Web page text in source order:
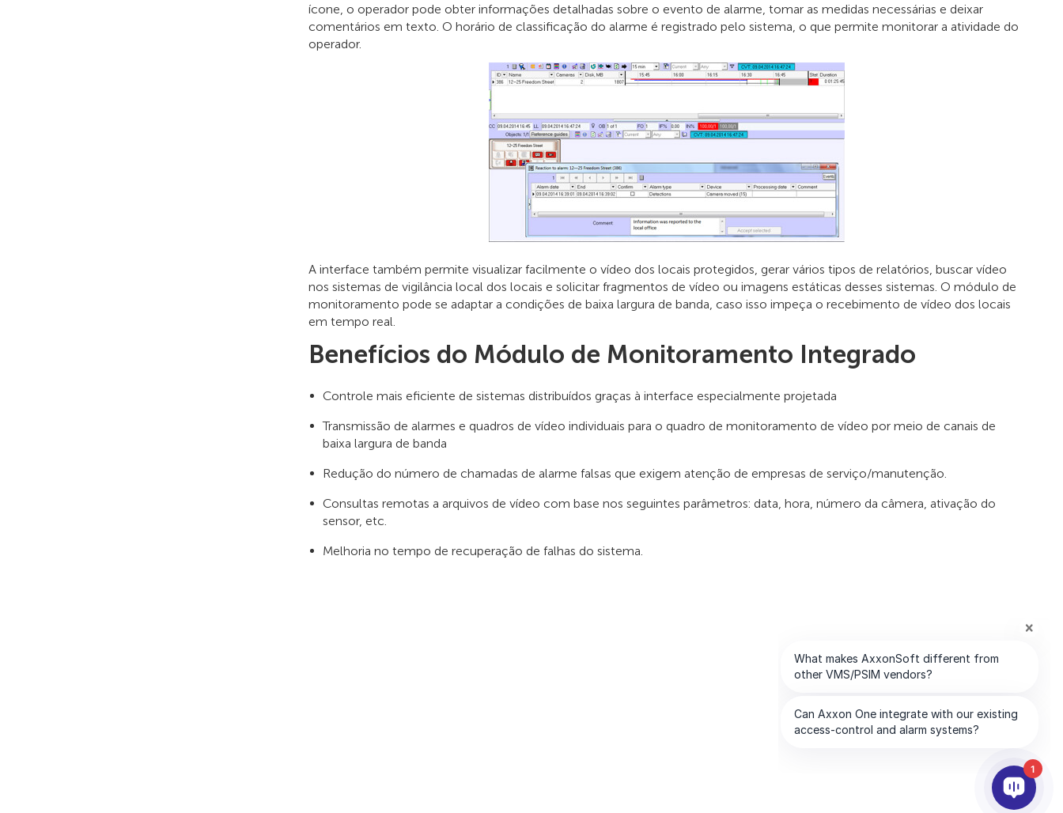
ícone, o operador pode obter informações detalhadas sobre o evento de alarme, tomar as medidas necessárias e deixar
comentários em texto. O horário de classificação do alarme é registrado pelo sistema, o que permite monitorar a atividade do
operador.
A interface também permite visualizar facilmente o vídeo dos locais protegidos, gerar vários tipos de relatórios, buscar vídeo
nos sistemas de vigilância local dos locais e solicitar fragmentos de vídeo ou imagens estáticas desses sistemas. O módulo de
monitoramento pode se adaptar a condições de baixa largura de banda, caso isso impeça o recebimento de vídeo dos locais
em tempo real.
Benefícios do Módulo de Monitoramento Integrado
Controle mais eficiente de sistemas distribuídos graças à interface especialmente projetada
Transmissão de alarmes e quadros de vídeo individuais para o quadro de monitoramento de vídeo por meio de canais de
baixa largura de banda
Redução do número de chamadas de alarme falsas que exigem atenção de empresas de serviço/manutenção.
Consultas remotas a arquivos de vídeo com base nos seguintes parâmetros: data, hora, número da câmera, ativação do
sensor, etc.
Melhoria no tempo de recuperação de falhas do sistema.
1